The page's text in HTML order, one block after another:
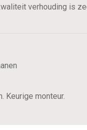
verhouding is
Keurige monteur.